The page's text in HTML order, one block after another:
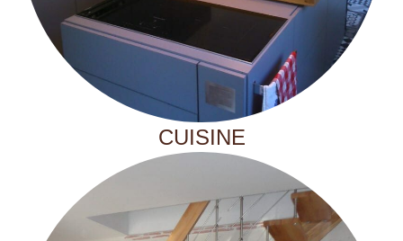
CUISINE